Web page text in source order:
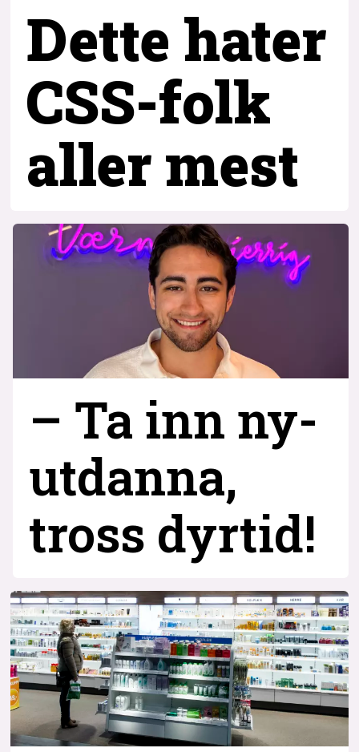
Dette hater
CSS-folk
aller mest
– Ta inn ny­
utdanna,
tross dyrtid!